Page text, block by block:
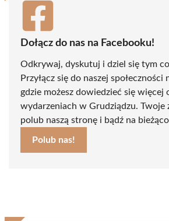
Dołącz do nas na Facebooku!
Odkrywaj, dyskutuj i dziel się tym
Przyłącz się do naszej społeczności
gdzie możesz dowiedzieć się więcej
wydarzeniach w Grudziądzu. Twoje
polub naszą stronę i bądź na
Polub nas!